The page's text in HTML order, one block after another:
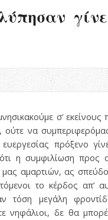
σ’
ούτε να
πρόξενο
η συμφιλίωση
μας αμαρτιών, ας
το κέρδος απ’
τόση μεγάλη
νηφάλιοι, δε θα